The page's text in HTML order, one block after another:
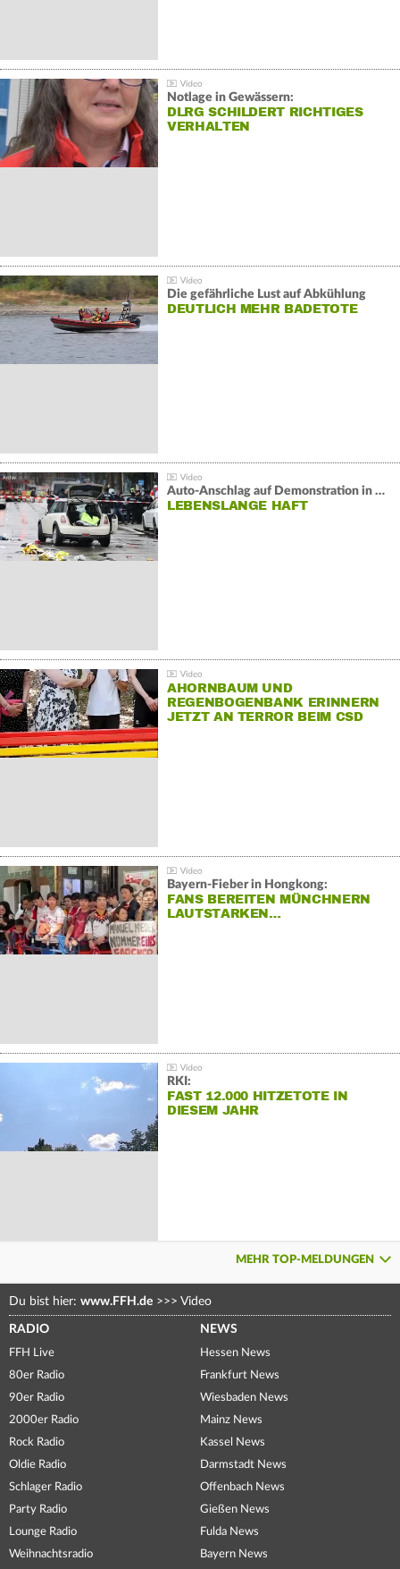
Notlage in Gewässern:
DLRG SCHILDERT RICHTIGES
VERHALTEN
Die gefährliche Lust auf Abkühlung
DEUTLICH MEHR BADETOTE
Auto-Anschlag auf Demonstration in München:
LEBENSLANGE HAFT
AHORNBAUM UND
REGENBOGENBANK ERINNERN
JETZT AN TERROR BEIM CSD
Bayern-Fieber in Hongkong:
FANS BEREITEN MÜNCHNERN
LAUTSTARKEN…
RKI:
FAST 12.000 HITZETOTE IN
DIESEM JAHR
MEHR TOP-MELDUNGEN
Du bist hier: www.FFH.de >>> Video
RADIO
FFH Live
80er Radio
90er Radio
2000er Radio
Rock Radio
Oldie Radio
Schlager Radio
Party Radio
Lounge Radio
Weihnachtsradio
NEWS
Hessen News
Frankfurt News
Wiesbaden News
Mainz News
Kassel News
Darmstadt News
Offenbach News
Gießen News
Fulda News
Bayern News